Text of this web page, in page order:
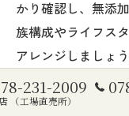
かり確認し、無添
族構成やライフス
アレンジしましょう
人気のかまぼこ
231-2009
（工場直売所）